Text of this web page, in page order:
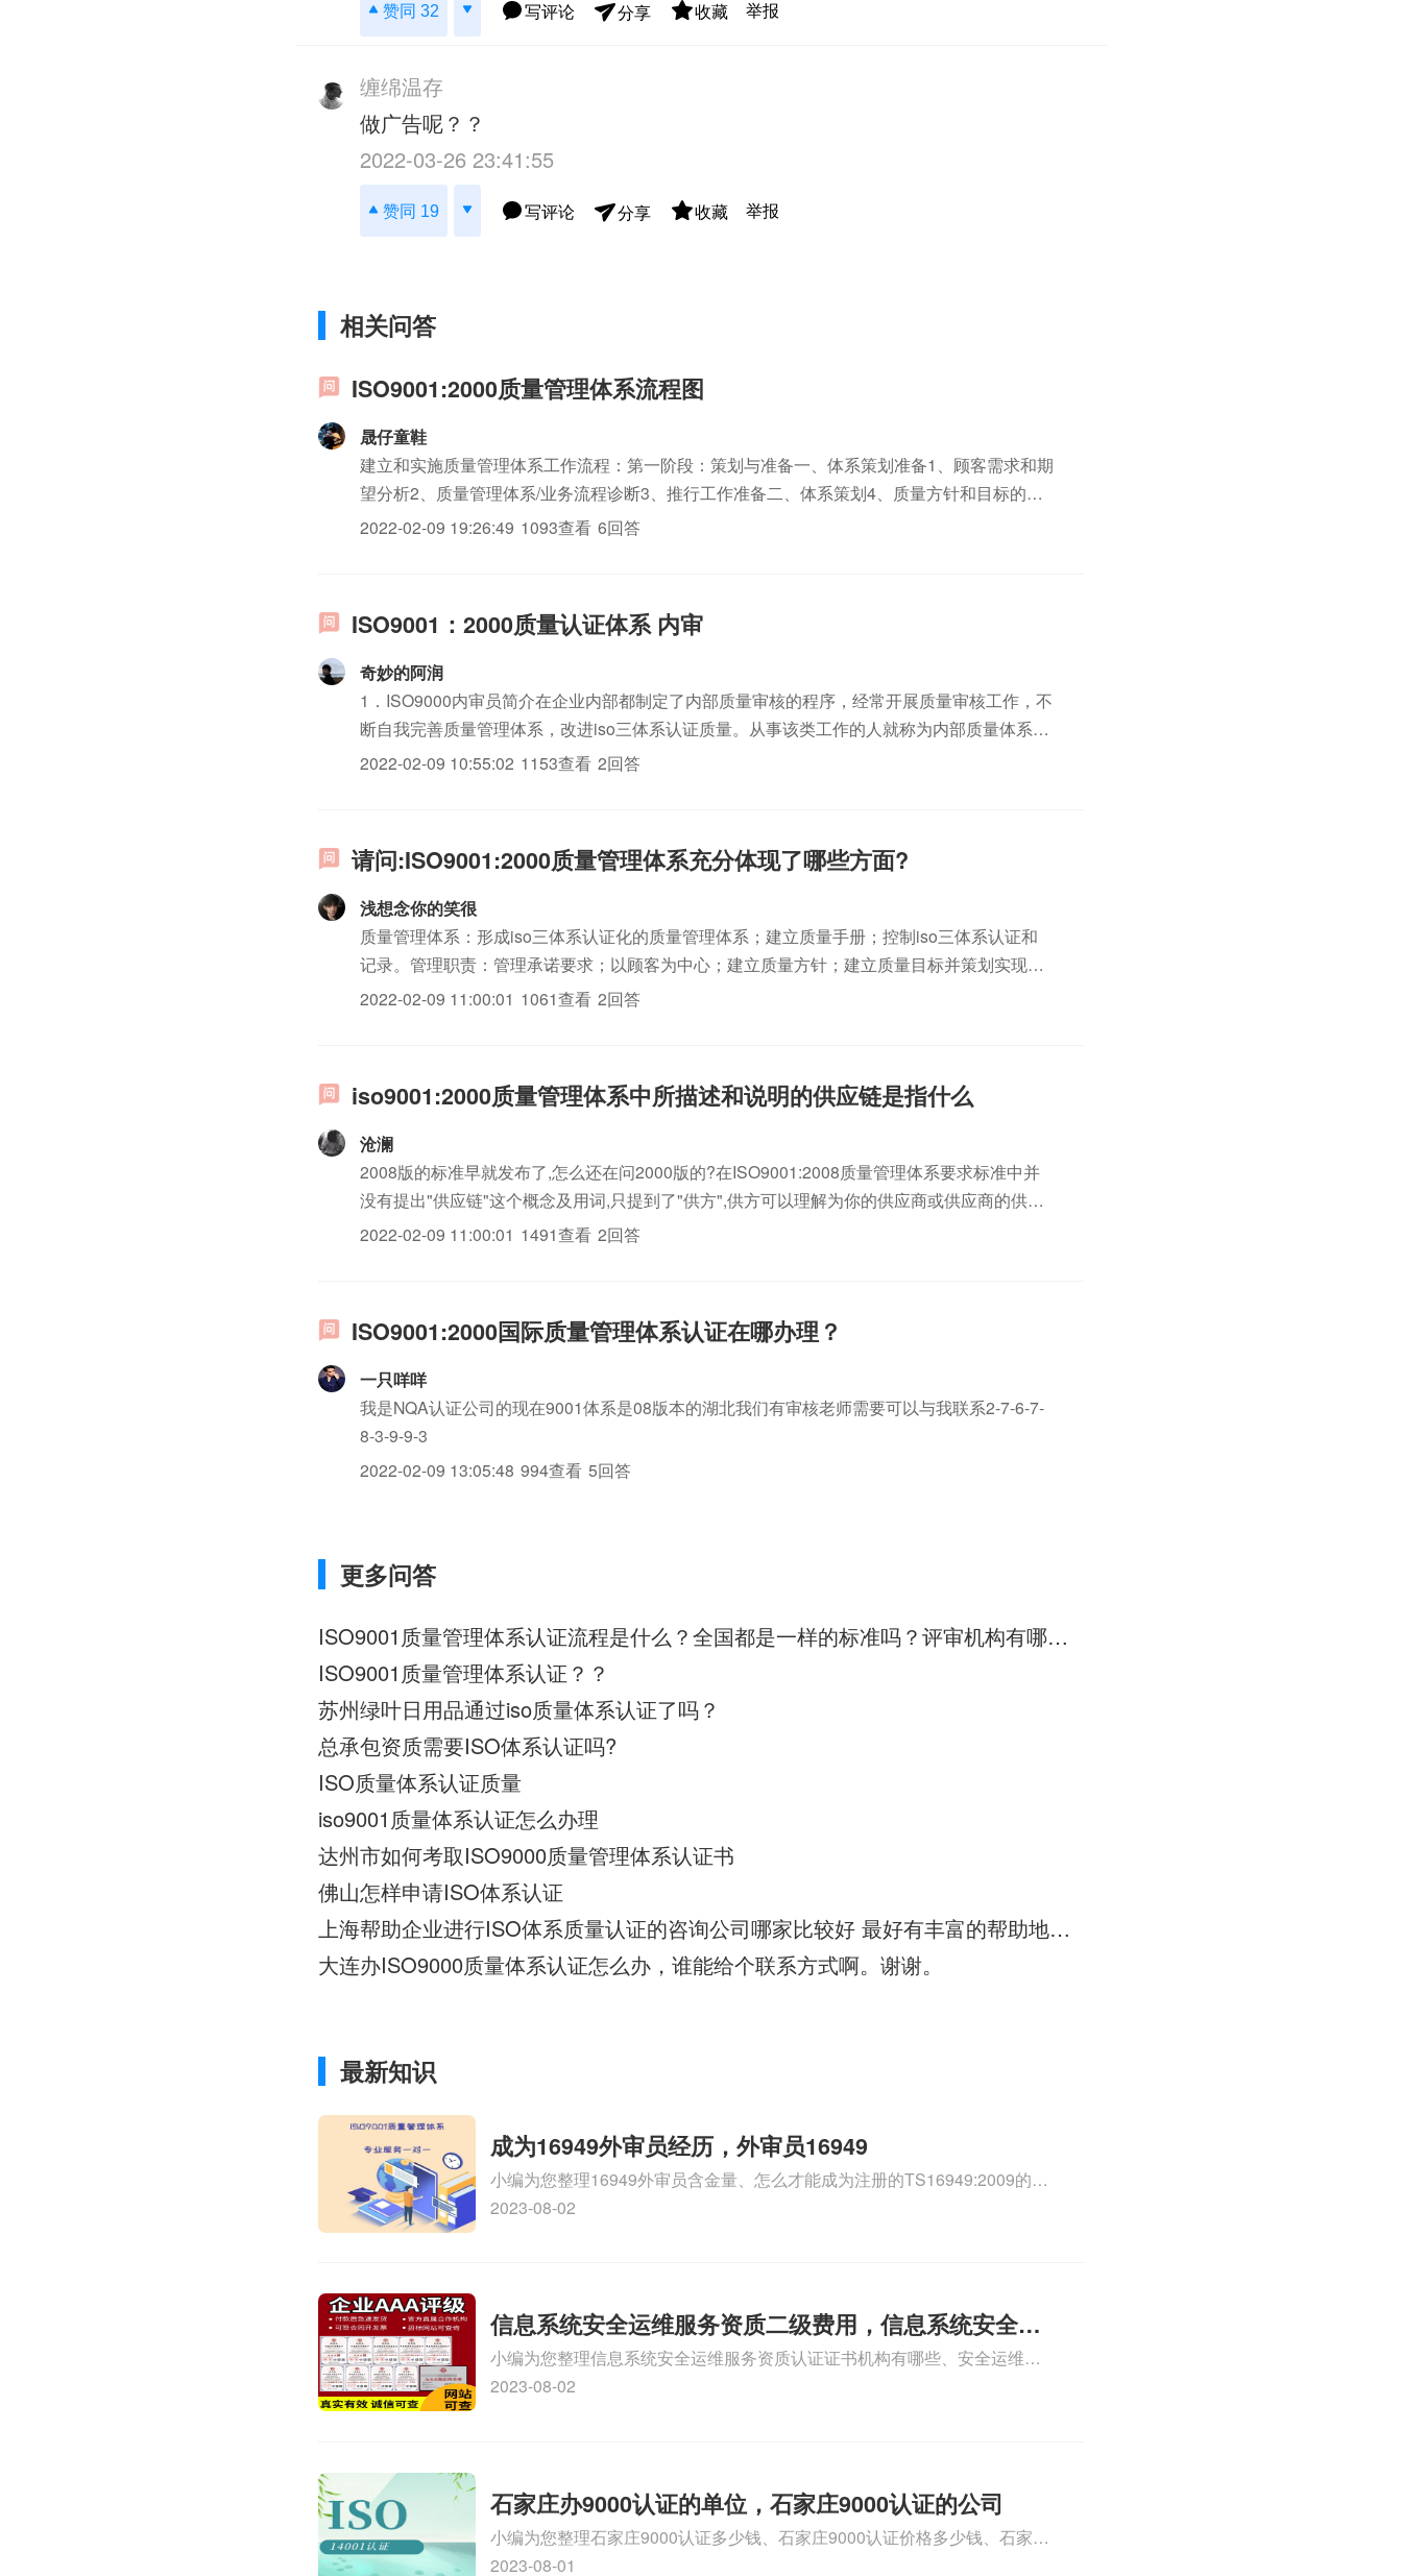
赞同 32 写评论 分享 收藏 举报
缠绵温存
做广告呢？？
2022-03-26 23:41:55
赞同 19 写评论 分享 收藏 举报
相关问答
ISO9001:2000质量管理体系流程图
晟仔童鞋
建立和实施质量管理体系工作流程：第一阶段：策划与准备一、体系策划准备1、顾客需求和期
望分析2、质量管理体系/业务流程诊断3、推行工作准备二、体系策划4、质量方针和目标的策
划5、业务流程/过程的iso认证策划6、职能分配/职责/组织结构的策划7、体系iso三体系认证的
2022-02-09 19:26:49 1093查看 6回答
ISO9001：2000质量认证体系 内审
奇妙的阿润
1．ISO9000内审员简介在企业内部都制定了内部质量审核的程序，经常开展质量审核工作，不
断自我完善质量管理体系，改进iso三体系认证质量。从事该类工作的人就称为内部质量体系审
核员（简称内审员）。ISO是国际标准化组织（InternationalOrganizationforSt...
2022-02-09 10:55:02 1153查看 2回答
请问:ISO9001:2000质量管理体系充分体现了哪些方面?
浅想念你的笑很
质量管理体系：形成iso三体系认证化的质量管理体系；建立质量手册；控制iso三体系认证和
记录。管理职责：管理承诺要求；以顾客为中心；建立质量方针；建立质量目标并策划实现过
程；确定职责权限并确保有效沟通；开展管理评审活动，确保质量管理体系的持续性。资源管
2022-02-09 11:00:01 1061查看 2回答
iso9001:2000质量管理体系中所描述和说明的供应链是指什么
沧澜
2008版的标准早就发布了,怎么还在问2000版的?在ISO9001:2008质量管理体系要求标准中并
没有提出"供应链"这个概念及用词,只提到了"供方",供方可以理解为你的供应商或供应商的供应
商.
2022-02-09 11:00:01 1491查看 2回答
ISO9001:2000国际质量管理体系认证在哪办理？
一只咩咩
我是NQA认证公司的现在9001体系是08版本的湖北我们有审核老师需要可以与我联系2-7-6-7-
8-3-9-9-3
2022-02-09 13:05:48 994查看 5回答
更多问答
ISO9001质量管理体系认证流程是什么？全国都是一样的标准吗？评审机构有哪些？
ISO9001质量管理体系认证？？
苏州绿叶日用品通过iso质量体系认证了吗？
总承包资质需要ISO体系认证吗?
ISO质量体系认证质量
iso9001质量体系认证怎么办理
达州市如何考取ISO9000质量管理体系认证书
佛山怎样申请ISO体系认证
上海帮助企业进行ISO体系质量认证的咨询公司哪家比较好 最好有丰富的帮助地产行业类公司进行贯标的经验
大连办ISO9000质量体系认证怎么办，谁能给个联系方式啊。谢谢。
最新知识
成为16949外审员经历，外审员16949
小编为您整理16949外审员含金量、怎么才能成为注册的TS16949:2009的外
审员、我也想16949外审员，不过不了解具体情况、iso9000外审员、
2023-08-02
信息系统安全运维服务资质二级费用，信息系统安全运
维服务资质二级
小编为您整理信息系统安全运维服务资质认证证书机构有哪些、安全运维服
务资质的费用是多少啊、安全运维服务资质哪家便宜、安全运维服务资质认
2023-08-02
石家庄办9000认证的单位，石家庄9000认证的公司
小编为您整理石家庄9000认证多少钱、石家庄9000认证价格多少钱、石家庄
9000认证大概多少钱、石家庄9000认证价格贵吗、石家庄9000认证费用大概
2023-08-01